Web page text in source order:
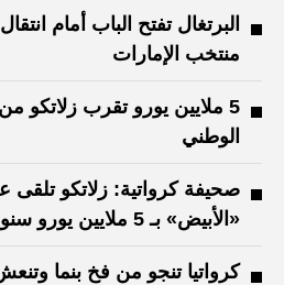
البرتغال تفتح الباب أمام
منتخب الإمارات
5 ملايين يورو تقرب زلاتكو
الوطني
صحيفة كرواتية: زلاتكو تلقى
«الأبيض» بـ 5 ملايين يورو سنوياً
كرواتيا تنجو من فخ بنما